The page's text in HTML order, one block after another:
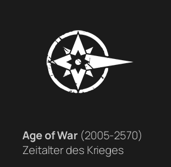
Age of War (2005-2570)
Zeitalter des Krieges